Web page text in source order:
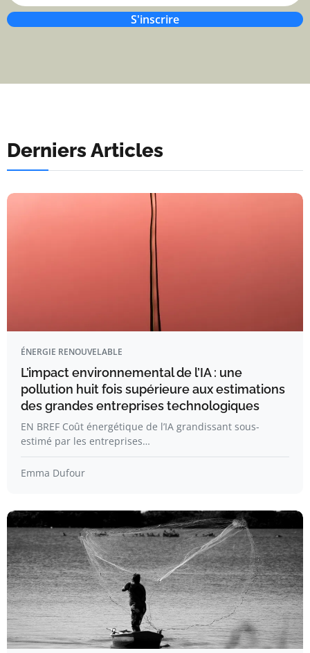
S'inscrire
Derniers Articles
ÉNERGIE RENOUVELABLE
L’impact environnemental de l’IA : une
pollution huit fois supérieure aux estimations
des grandes entreprises technologiques
EN BREF Coût énergétique de l’IA grandissant sous-
estimé par les entreprises…
Emma Dufour